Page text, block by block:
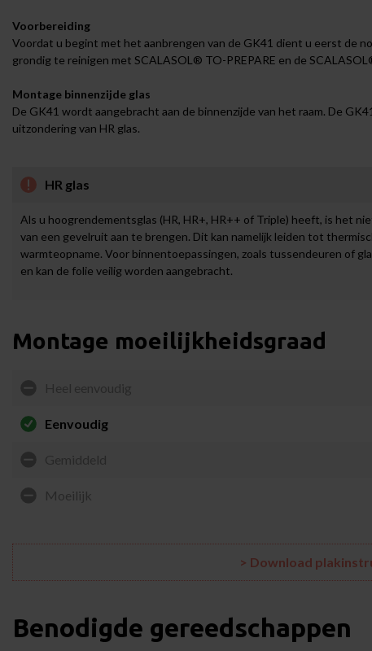
Voorbereiding
Voordat u begint met het aanbrengen van de GK41 dient u eerst de
grondig te reinigen met SCALASOL® TO-PREPARE en de
Montage binnenzijde glas
De GK41 wordt aangebracht aan de binnenzijde van het raam. De
uitzondering van HR glas.
HR glas
Als u hoogrendementsglas (HR, HR+, HR++ of Triple) heeft, is het
van een gevelruit aan te brengen. Dit kan namelijk leiden tot
warmteopname. Voor binnentoepassingen, zoals tussendeuren of
en kan de folie veilig worden aangebracht.
Montage moeilijkheidsgraad
Heel eenvoudig
Eenvoudig
Gemiddeld
Moeilijk
> Download
Benodigde gereedschappen